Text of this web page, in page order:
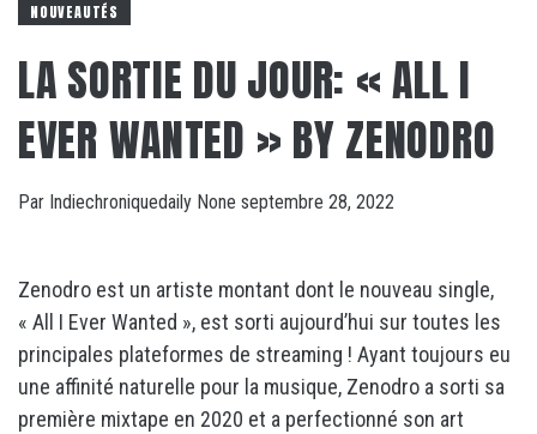
NOUVEAUTÉS
LA SORTIE DU JOUR: « ALL I
EVER WANTED » BY ZENODRO
Par Indiechroniquedaily None septembre 28, 2022
Zenodro est un artiste montant dont le nouveau single,
« All I Ever Wanted », est sorti aujourd’hui sur toutes les
principales plateformes de streaming ! Ayant toujours eu
une affinité naturelle pour la musique, Zenodro a sorti sa
première mixtape en 2020 et a perfectionné son art